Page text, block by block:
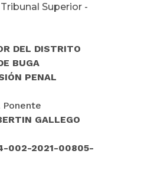
Superior -
DEL DISTRITO
BUGA
PENAL
Ponente
GALLEGO
002-2021-00805-